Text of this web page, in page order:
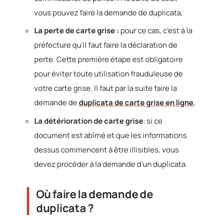
vous pouvez faire la demande de duplicata,
La perte de carte grise : pour ce cas, c’est à la
préfecture qu’il faut faire la déclaration de
perte. Cette première étape est obligatoire
pour éviter toute utilisation frauduleuse de
votre carte grise. Il faut par la suite faire la
demande deduplicata de carte grise en ligne,
La détérioration de carte grise: si ce
document est abîmé et que les informations
dessus commencent à être illisibles, vous
devez procéder à la demande d’un duplicata.
Où faire la demande de
duplicata ?